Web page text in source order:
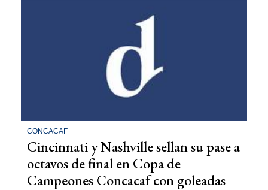
CONCACAF
Cincinnati y Nashville sellan su pase a
octavos de final en Copa de
Campeones Concacaf con goleadas